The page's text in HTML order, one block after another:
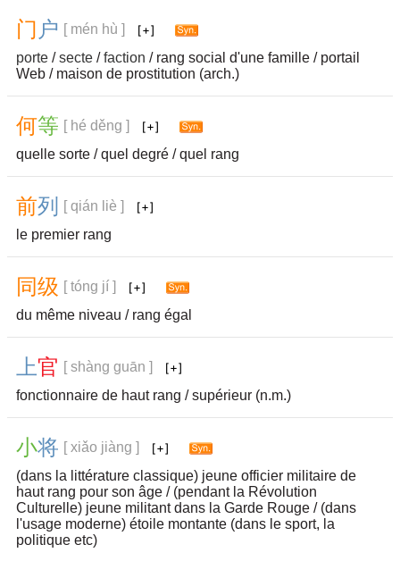
门 户 [ mén hù ]
porte /secte /faction / rang social d'une famille / portail
Web / maison de prostitution (arch.)
何等 [ hé děng ]
quelle sorte / quel degré / quel rang
前列
[ qián liè ]
le premier rang
同级 [ tóng jí ]
du même niveau / rang égal
上官 [ shàng guān ]
fonctionnaire de haut rang / supérieur (n.m.)
小将 [ xiǎo jiàng ]
(dans la littérature classique) jeune officier militaire de
haut rang pour son âge / (pendant la Révolution
Culturelle) jeune militant dans la Garde Rouge / (dans
l'usage moderne) étoile montante (dans le sport, la
politique etc)